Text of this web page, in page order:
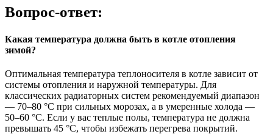
Вопрос-ответ:
Какая температура должна быть в котле отопления
зимой?
Оптимальная температура теплоносителя в котле зависит от
системы отопления и наружной температуры. Для
классических радиаторных систем рекомендуемый диапазон
— 70–80 °C при сильных морозах, а в умеренные холода —
50–60 °C. Если у вас теплые полы, температура не должна
превышать 45 °C, чтобы избежать перегрева покрытий.